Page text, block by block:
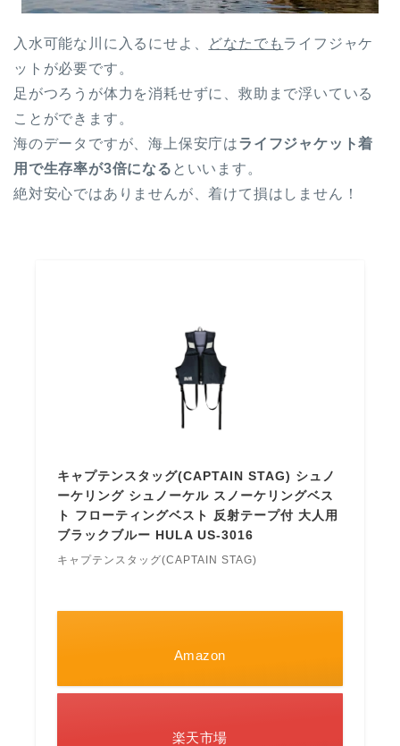
入水可能な川に入るにせよ、 どなたでもライフジャケ
ットが必要です。
足がつろうが体力を消耗せずに、救助まで浮いている
ことができます。
海のデータですが、海上保安庁はライフジャケット着
用で生存率が3倍になる といいます。
絶対安心ではありませんが、着けて損はしません！
キャプテンスタッグ(CAPTAIN STAG) シュノ
ーケリング シュノーケル スノーケリングベス
ト フローティングベスト 反射テープ付 大人用
ブラックブルー HULA US-3016
キャプテンスタッグ(CAPTAIN STAG)
Amazon
楽天市場